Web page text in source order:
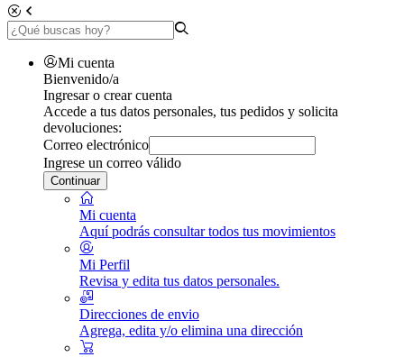
Mi cuenta
Bienvenido/a
Ingresar o crear cuenta
Accede a tus datos personales, tus pedidos y solicita
devoluciones:
Correo electrónico
Ingrese un correo válido
Continuar
Mi cuenta
Aquí podrás consultar todos tus movimientos
Mi Perfil
Revisa y edita tus datos personales.
Direcciones de envio
Agrega, edita y/o elimina una dirección